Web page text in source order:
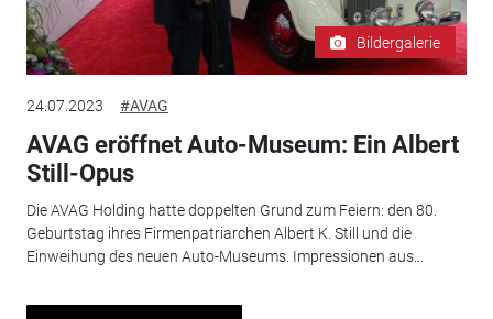
Bildergalerie
24.07.2023 #AVAG
AVAG eröffnet Auto-Museum: Ein Albert
Still-Opus
Die AVAG Holding hatte doppelten Grund zum Feiern: den 80.
Geburtstag ihres Firmenpatriarchen Albert K. Still und die
Einweihung des neuen Auto-Museums. Impressionen aus...